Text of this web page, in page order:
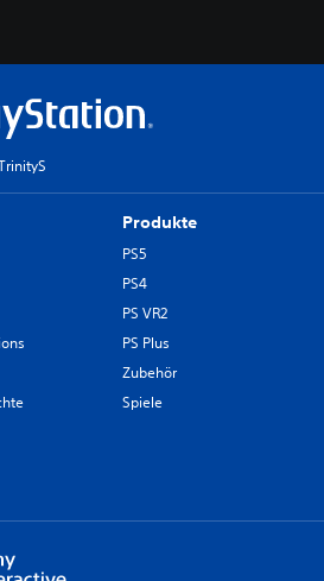
Produkte
PS5
PS4
PS VR2
PS Plus
Zubehör
Spiele